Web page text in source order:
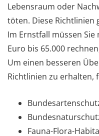
Lebensraum oder
töten. Diese Richtlinien
Im Ernstfall müssen
Euro bis 65.000
Um einen besseren
Richtlinien zu erhalten,
Fauna-Flora-